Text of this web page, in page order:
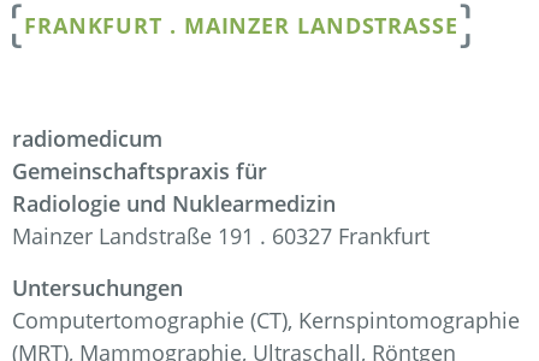
FRANKFURT . MAINZER LANDSTRASSE
radiomedicum
Gemeinschaftspraxis für
Radiologie und Nuklearmedizin
Mainzer Landstraße 191 . 60327 Frankfurt
Untersuchungen
Computertomographie (CT), Kernspintomographie
(MRT), Mammographie, Ultraschall, Röntgen